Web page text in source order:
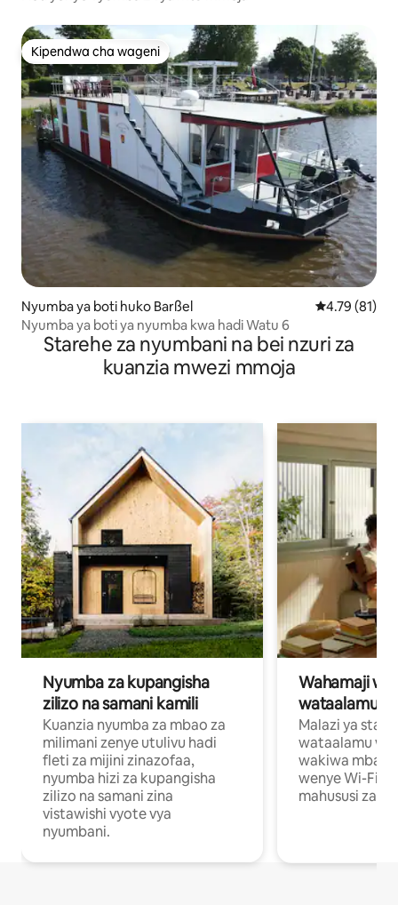
Kipendwa cha wageni
Kipendwa cha wageni
Nyumba ya boti huko Barßel Ukadiriaji wa
4.79 (81)
Nyumba ya boti ya nyumba kwa hadi Watu 6
Starehe za nyumbani na bei nzuri za
kuanzia mwezi mmoja
Nyumba za kupangisha
zilizo na samani kamili
Kuanzia nyumba za mbao za
milimani zenye utulivu hadi
fleti za mijini zinazofaa,
nyumba hizi za kupangisha
zilizo na samani zina
vistawishi vyote vya
nyumbani.
Wahamaji
wataalamu
Malazi ya
wataalamu
wakiwa mbali
wenye Wi-Fi
mahususi za